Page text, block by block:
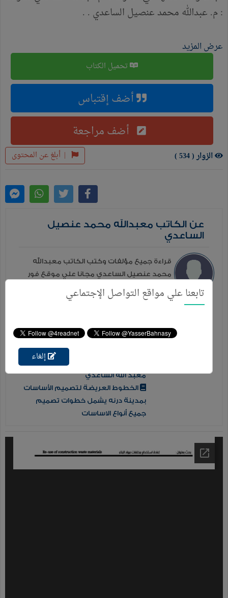
: م. عبدالله محمد عنصيل الساعدي . .
عرض المزيد
تحميل الكتاب
أضف إقتباس
أضف مراجعة
| أبلغ عن المحتوى الزوار ( 534 )
عن الكاتب معبدالله محمد عنصيل
الساعدي
قراءة جميع مؤلفات وكتب الكاتب معبدالله
محمد عنصيل الساعدي مجانا علي موقع فور
ريد بصيغة PDF كما يمكنك قراءة الكتب من
خلال الموقع أون لاين دون الحاجة إلي التحميل ...
إصدارات إخري للكاتب
تحسين الخواص الميكانيكية للتربة
معبد الله الساعدي
الخطوط العريضة لتصميم الأساسات
بمدينة درنه يشمل خطوات تصميم
جميع أنواع الاساسات
تابعنا علي مواقع التواصل الإجتماعي
إلغاء